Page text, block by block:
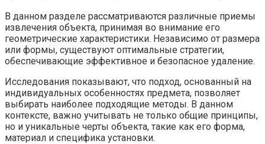
В данном разделе рассматриваются различные приемы
извлечения объекта, принимая во внимание его
геометрические характеристики. Независимо от размера
или формы, существуют оптимальные стратегии,
обеспечивающие эффективное и безопасное удаление.
Исследования показывают, что подход, основанный на
индивидуальных особенностях предмета, позволяет
выбирать наиболее подходящие методы. В данном
контексте, важно учитывать не только общие принципы,
но и уникальные черты объекта, такие как его форма,
материал и специфика установки.